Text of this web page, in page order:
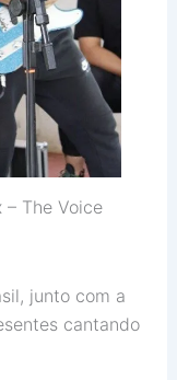
– The Voice
junto com a
cantando